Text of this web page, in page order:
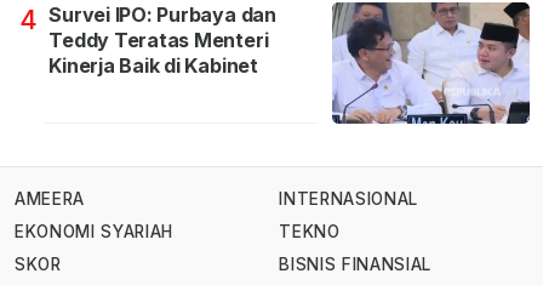
4 Survei IPO: Purbaya dan
Teddy Teratas Menteri
Kinerja Baik di Kabinet
AMEERA
EKONOMI SYARIAH
SKOR
INTERNASIONAL
TEKNO
BISNIS FINANSIAL